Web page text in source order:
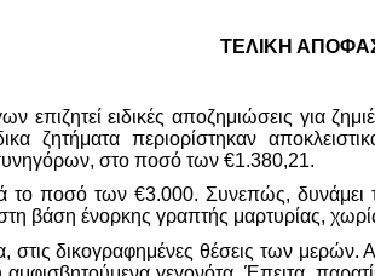
ΤΕΛΙΚΗ
ειδικές αποζημιώσεις για
ζητήματα περιορίστηκαν
στο ποσό των €1.380,21.
το ποσό των €3.000. Συνεπώς, δυνάμει
βάση ένορκης γραπτής μαρτυρίας,
στις δικογραφημένες θέσεις των μερών.